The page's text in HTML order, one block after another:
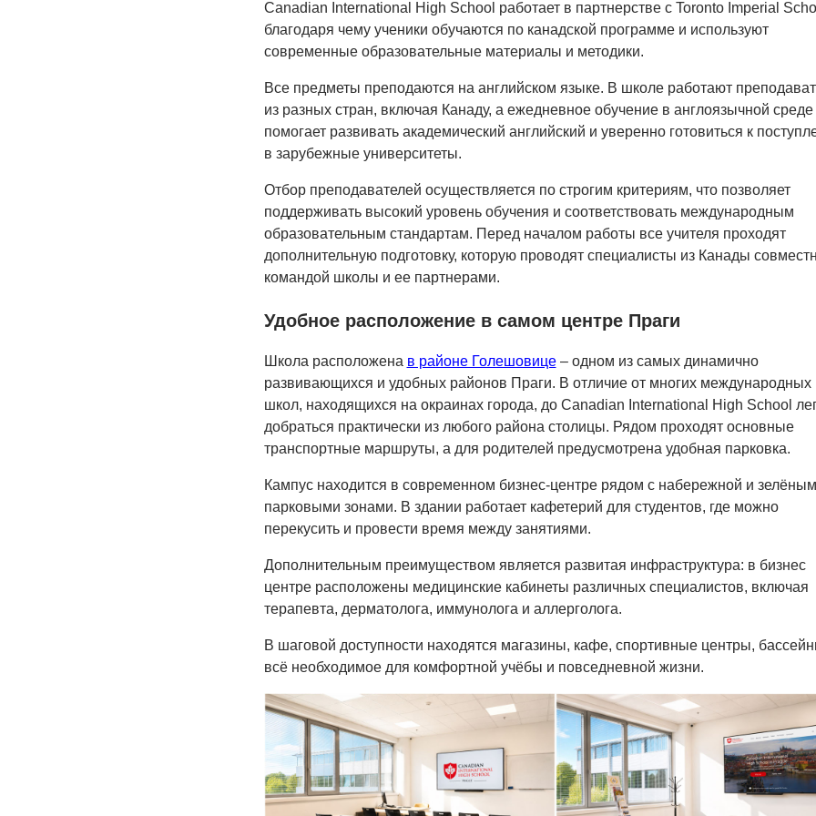
Canadian International High School работает в партнерстве с Toronto Imperial
благодаря чему ученики обучаются по канадской программе и используют
современные образовательные материалы и методики.
Все предметы преподаются на английском языке. В школе работают
из разных стран, включая Канаду, а ежедневное обучение в англоязычной среде
помогает развивать академический английский и уверенно готовиться к
в зарубежные университеты.
Отбор преподавателей осуществляется по строгим критериям, что позволяет
поддерживать высокий уровень обучения и соответствовать международным
образовательным стандартам. Перед началом работы все учителя проходят
дополнительную подготовку, которую проводят специалисты из Канады
командой школы и ее партнерами.
Удобное расположение в самом центре Праги
Школа расположена в районе Голешовице– одном из самых динамично
развивающихся и удобных районов Праги. В отличие от многих международных
школ, находящихся на окраинах города, до Canadian International High School
добраться практически из любого района столицы. Рядом проходят основные
транспортные маршруты, а для родителей предусмотрена удобная парковка.
Кампус находится в современном бизнес-центре рядом с набережной и
парковыми зонами. В здании работает кафетерий для студентов, где можно
перекусить и провести время между занятиями.
Дополнительным преимуществом является развитая инфраструктура: в бизнес
центре расположены медицинские кабинеты различных специалистов, включая
терапевта, дерматолога, иммунолога и аллерголога.
В шаговой доступности находятся магазины, кафе, спортивные центры,
всё необходимое для комфортной учёбы и повседневной жизни.